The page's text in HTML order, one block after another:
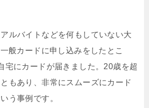
ルバイトなどを何もしていない大
般カードに申し込みをしたとこ
宅にカードが届きました。20歳を超
もあり、非常にスムーズにカード
う事例です。